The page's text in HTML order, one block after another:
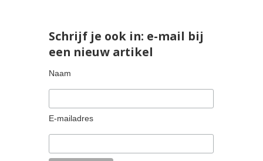
Schrijf je ook in: e-mail bij
een nieuw artikel
Naam
E-mailadres